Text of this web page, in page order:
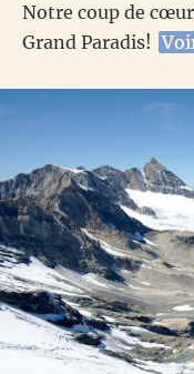
Notre coup de
Grand Paradis!